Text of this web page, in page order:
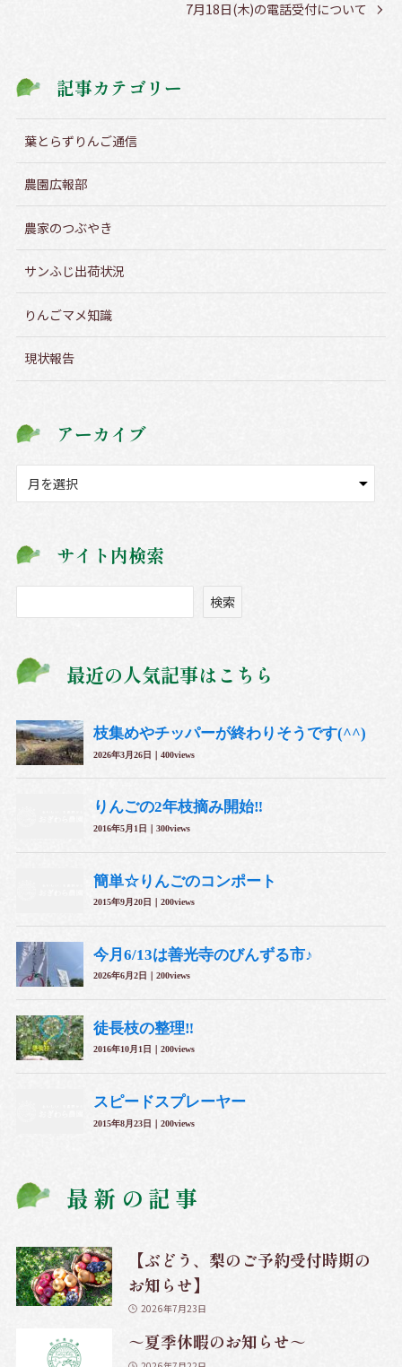
7月18日(木)の電話受付について
記事カテゴリー
葉とらずりんご通信
農園広報部
農家のつぶやき
サンふじ出荷状況
りんごマメ知識
現状報告
アーカイブ
イ
ブ
サイト内検索
索
検索
最近の人気記事はこちら
最新の記事
【ぶどう、梨のご予約受付時期の
お知らせ】
2026年7月23日
～夏季休暇のお知らせ～